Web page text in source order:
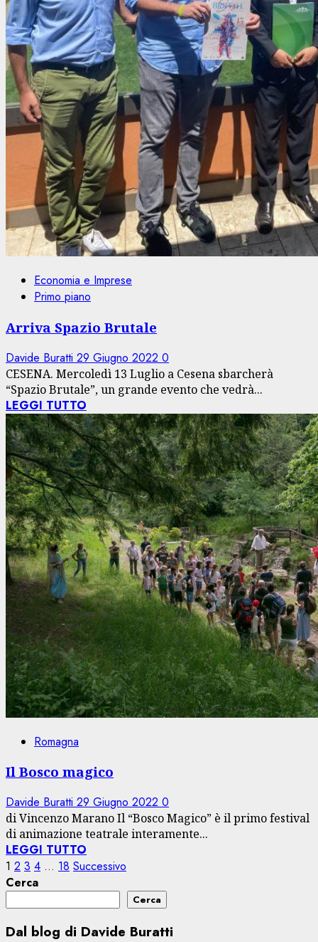
Economia e Imprese
Primo piano
Arriva Spazio Brutale
Davide Buratti 29 Giugno 2022 0
CESENA. Mercoledì 13 Luglio a Cesena sbarcherà
“Spazio Brutale”, un grande evento che vedrà...
LEGGI TUTTO
Romagna
Il Bosco magico
Davide Buratti 29 Giugno 2022 0
di Vincenzo Marano Il “Bosco Magico” è il primo festival
di animazione teatrale interamente...
LEGGI TUTTO
Paginazione
degli
articoli
1 2 3 4 … 18 Successivo
Cerca
Cerca
Dal blog di Davide Buratti